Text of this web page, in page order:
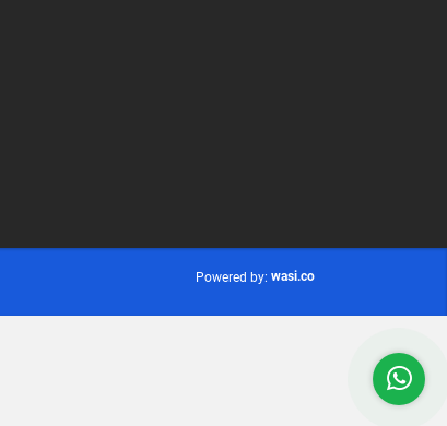
Powered by: wasi.co